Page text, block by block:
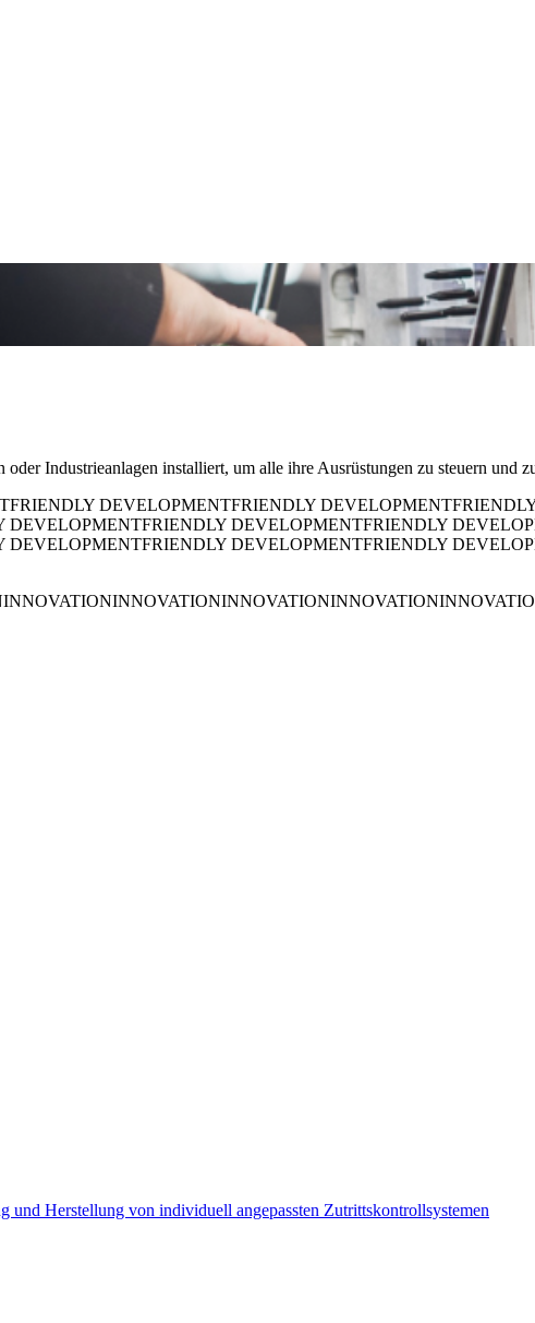
Industrieanlagen installiert, um alle ihre Ausrüstungen zu steuern und
FRIENDLY DEVELOPMENTFRIENDLY DEVELOPMENT
DEVELOPMENTFRIENDLY DEVELOPMENTFRIENDLY
DEVELOPMENTFRIENDLY DEVELOPMENTFRIENDLY
INNOVATIONINNOVATIONINNOVATIONINNOVATION
Herstellung von individuell angepassten Zutrittskontrollsystemen